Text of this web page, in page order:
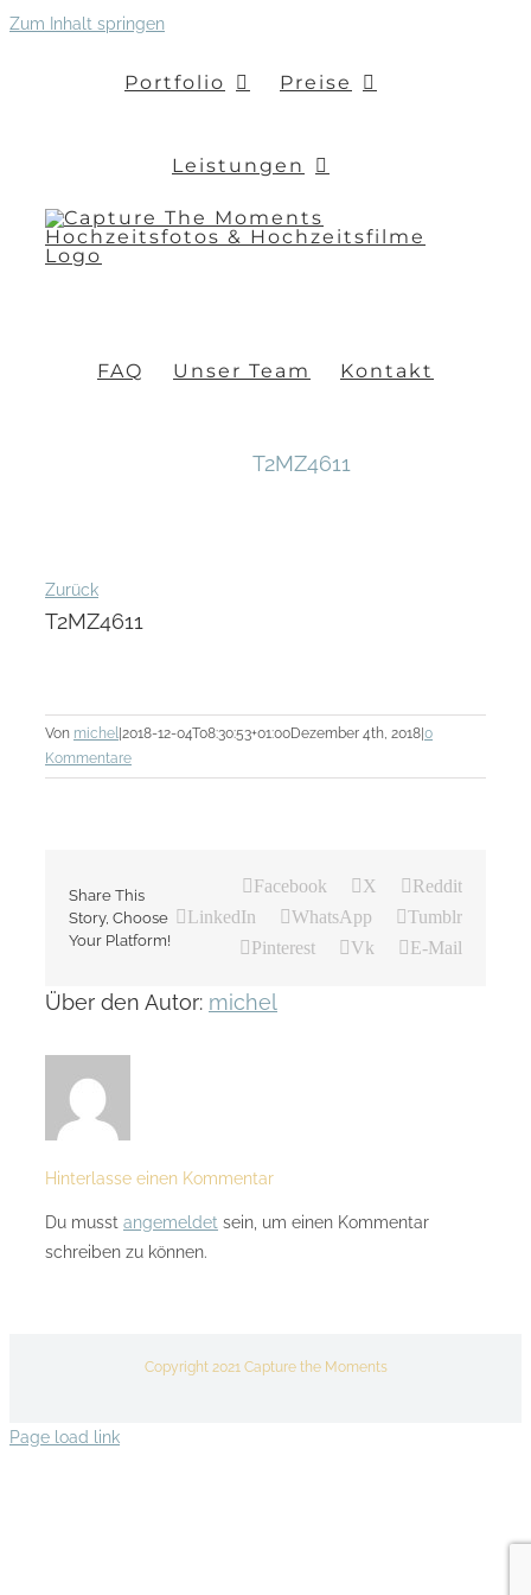
Zum Inhalt springen
Portfolio Preise
Leistungen
FAQ Unser Team Kontakt
T2MZ4611
Zurück
T2MZ4611
Von michel |2018-12-04T08:30:53+01:00Dezember 4th, 2018|0
Kommentare
Share This
Story, Choose
Your Platform!
Facebook X
Reddit
LinkedIn
WhatsApp
Tumblr
Pinterest
Vk E-Mail
Über den Autor: michel
Hinterlasse einen Kommentar
Du musst angemeldet sein, um einen Kommentar
schreiben zu können.
Copyright 2021 Capture the Moments
Page load link